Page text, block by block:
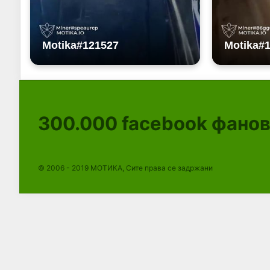
300.000 facebook
© 2006 - 2019 МОТИКА, Сите права се задржани